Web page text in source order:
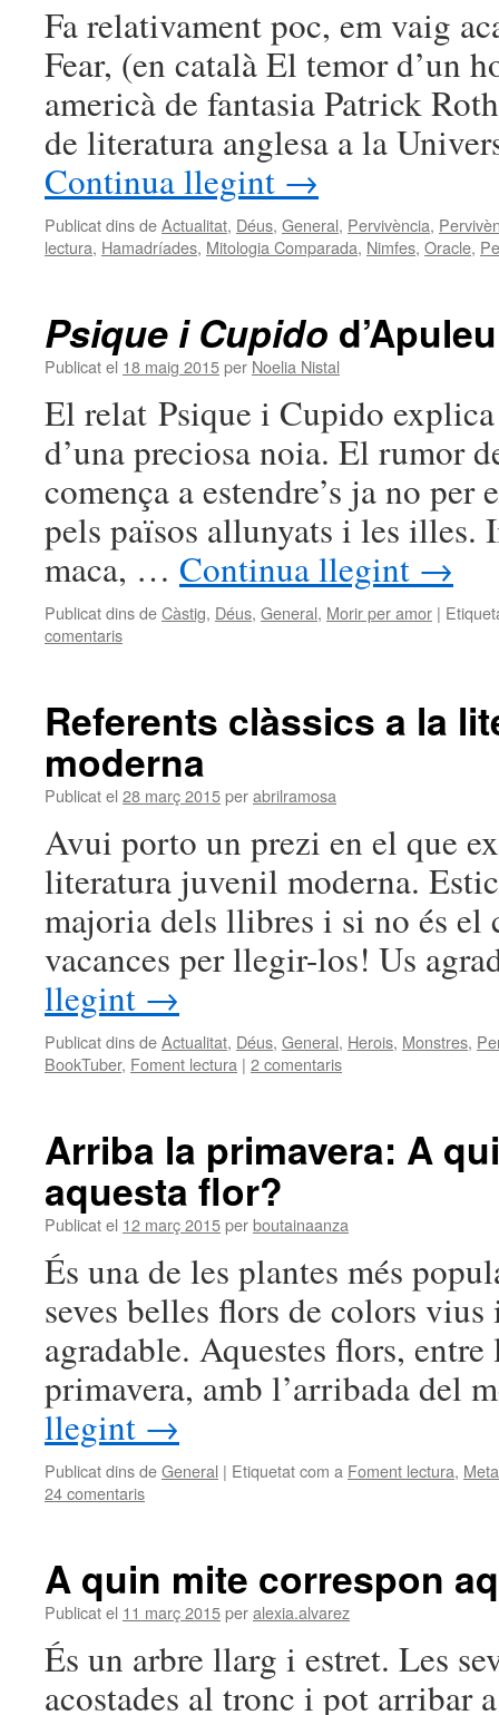
Fa relativament poc, em vaig
Fear, (en català El temor d’un
americà de fantasia Patrick
de literatura anglesa a la
Continua llegint →
Publicat dins deActualitat, Déus, General, Pervivència,
lectura, Hamadríades, Mitologia Comparada, Nimfes, Oracle,
Psique i Cupido d’Apuleu
Publicat el 18 maig 2015per Noelia Nistal
El relat Psique i Cupido
d’una preciosa noia. El rumor
comença a estendre’s ja no
pels països allunyats i les illes.
maca, … Continua llegint →
Publicat dins deCàstig, Déus, General, Morir per amor |
comentaris
Referents clàssics a la
moderna
Publicat el 28 març 2015perabrilramosa
Avui porto un prezi en el que
literatura juvenil moderna.
majoria dels llibres i si no és el
vacances per llegir-los! Us
llegint →
Publicat dins deActualitat, Déus, General, Herois, Monstres,
BookTuber, Foment lectura | 2 comentaris
Arriba la primavera: A
aquesta flor?
Publicat el 12 març 2015perboutainaanza
És una de les plantes més
seves belles flors de colors
agradable. Aquestes flors,
primavera, amb l’arribada del
llegint →
Publicat dins deGeneral | Etiquetat com a Foment lectura,
24 comentaris
A quin mite correspon
Publicat el 11 març 2015peralexia.alvarez
És un arbre llarg i estret. Les
acostades al tronc i pot arribar